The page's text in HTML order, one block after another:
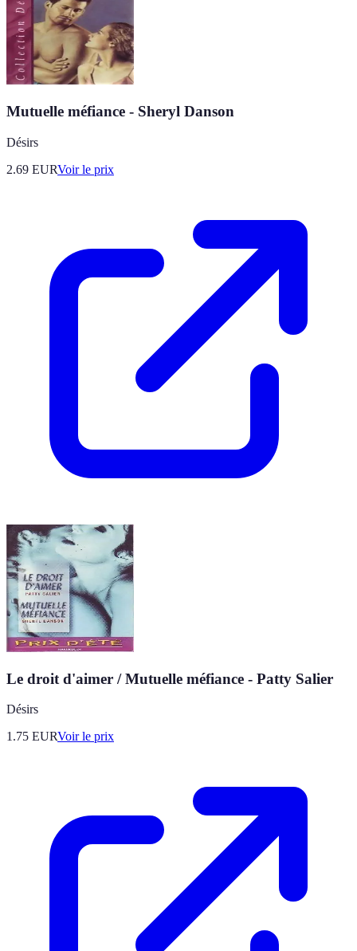
Mutuelle méfiance - Sheryl Danson
Désirs
2.69 EURVoir le prix
Le droit d'aimer / Mutuelle méfiance - Patty Salier
Désirs
1.75 EURVoir le prix